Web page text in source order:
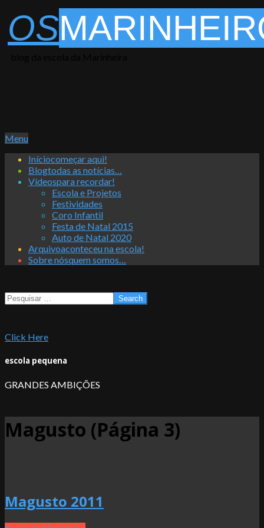
to
content
OS
Primary
Menu
Menu
Iníciocomeçar aqui!
Blogtodas as notícias…
Vídeospara recordar!
Escola e Projetos
Festividades
Coro Infantil
Festa de Natal 2015
Auto de Natal 2020
Arquivoaconteceu na escola!
Sobre nósquem somos…
Search
Click Here
escola pequena
GRANDES AMBIÇÕES
Magusto (Página 3)
Magusto 2011